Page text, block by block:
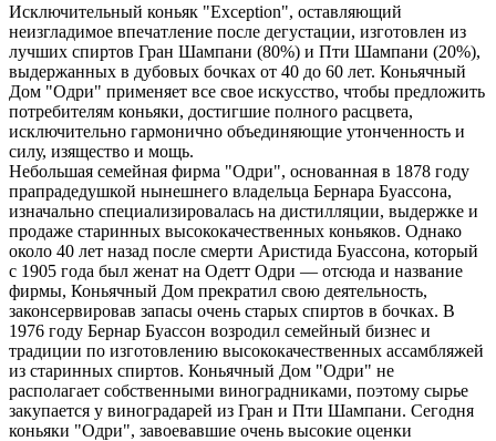
Исключительный коньяк "Exception", оставляющий
неизгладимое впечатление после дегустации, изготовлен из
лучших спиртов Гран Шампани (80%) и Пти Шампани (20%),
выдержанных в дубовых бочках от 40 до 60 лет. Коньячный
Дом "Одри" применяет все свое искусство, чтобы предложить
потребителям коньяки, достигшие полного расцвета,
исключительно гармонично объединяющие утонченность и
силу, изящество и мощь.
Небольшая семейная фирма "Одри", основанная в 1878 году
прапрадедушкой нынешнего владельца Бернара Буассона,
изначально специализировалась на дистилляции, выдержке и
продаже старинных высококачественных коньяков. Однако
около 40 лет назад после смерти Аристида Буассона, который
с 1905 года был женат на Одетт Одри — отсюда и название
фирмы, Коньячный Дом прекратил свою деятельность,
законсервировав запасы очень старых спиртов в бочках. В
1976 году Бернар Буассон возродил семейный бизнес и
традиции по изготовлению высококачественных ассамбляжей
из старинных спиртов. Коньячный Дом "Одри" не
располагает собственными виноградниками, поэтому сырье
закупается у виноградарей из Гран и Пти Шампани. Сегодня
коньяки "Одри", завоевавшие очень высокие оценки